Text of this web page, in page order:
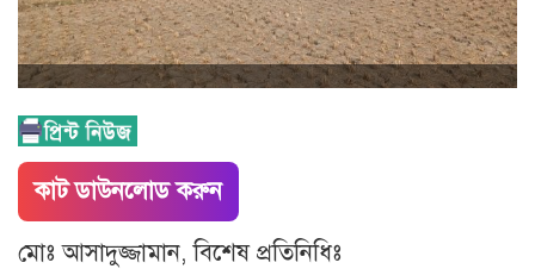
কাট ডাউনলোড করুন
মোঃ আসাদুজ্জামান, বিশেষ প্রতিনিধিঃ